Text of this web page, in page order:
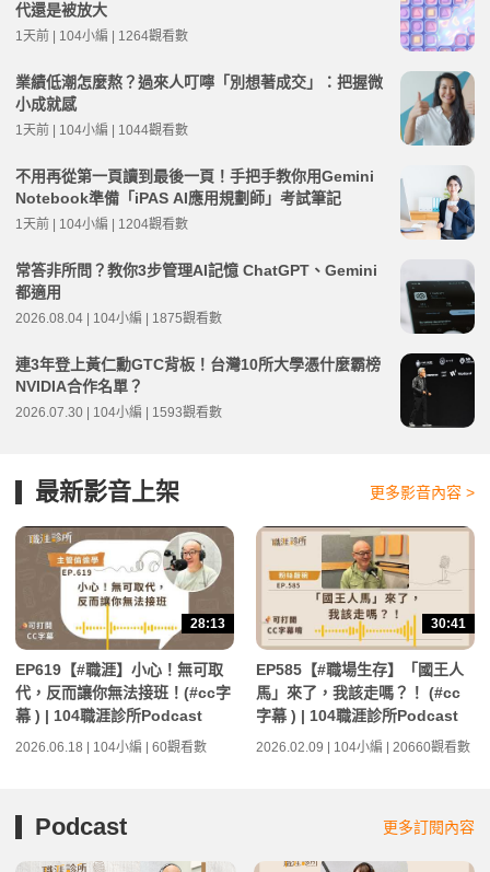
代還是被放大
1天前 | 104小編 | 1264觀看數
業績低潮怎麼熬？過來人叮嚀「別想著成交」：把握微
小成就感
1天前 | 104小編 | 1044觀看數
不用再從第一頁讀到最後一頁！手把手教你用Gemini
Notebook準備「iPAS AI應用規劃師」考試筆記
1天前 | 104小編 | 1204觀看數
常答非所問？教你3步管理AI記憶 ChatGPT、Gemini
都適用
2026.08.04 | 104小編 | 1875觀看數
連3年登上黃仁勳GTC背板！台灣10所大學憑什麼霸榜
NVIDIA合作名單？
2026.07.30 | 104小編 | 1593觀看數
最新影音上架 更多影音內容 >
28:13
EP619【#職涯】小心！無可取
代，反而讓你無法接班！(#cc字
幕 ) | 104職涯診所Podcast
2026.06.18 | 104小編 | 60觀看數
30:41
EP585【#職場生存】「國王人
馬」來了，我該走嗎？！ (#cc
字幕 ) | 104職涯診所Podcast
2026.02.09 | 104小編 | 20660觀看數
Podcast 更多訂閱內容